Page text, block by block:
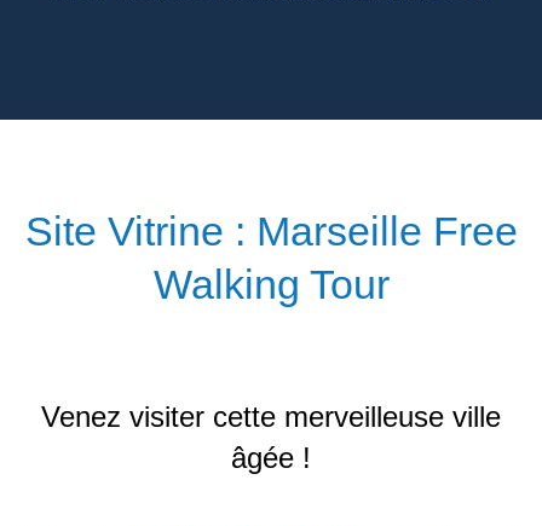
Site Vitrine : Marseille Free
Walking Tour
Venez visiter cette merveilleuse ville
âgée !